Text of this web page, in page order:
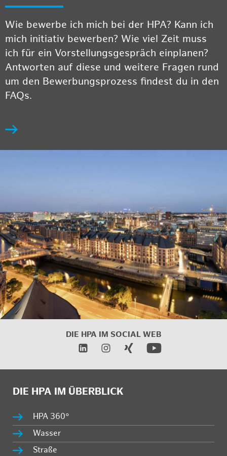
Wie bewerbe ich mich bei der HPA? Kann ich
mich initiativ bewerben? Wie viel Zeit muss
ich für ein Vorstellungsgespräch einplanen?
Antworten auf diese und weitere Fragen rund
um den Bewerbungsprozess findest du in den
FAQs.
DIE HPA IM SOCIAL WEB
DIE HPA IM ÜBERBLICK
HPA 360°
Wasser
Straße